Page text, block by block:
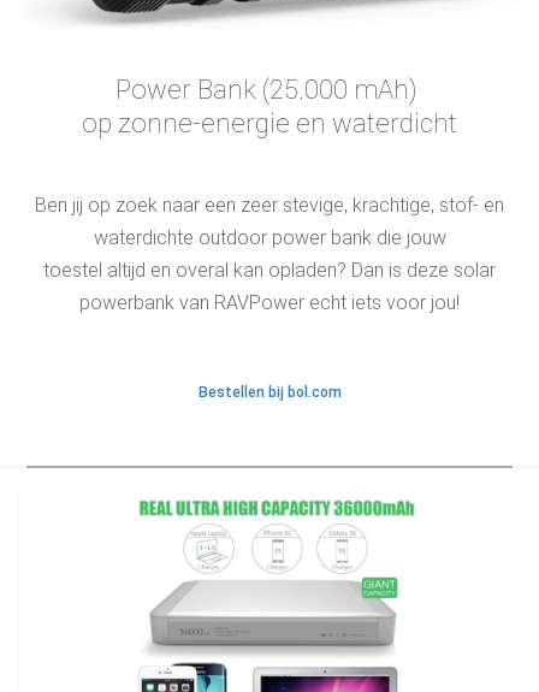
Power Bank (25.000 mAh)
op zonne-energie en waterdicht
Ben jij op zoek naar een zeer stevige, krachtige, stof- en
waterdichte outdoor power bank die jouw
toestel altijd en overal kan opladen? Dan is deze solar
powerbank van RAVPower echt iets voor jou!
Bestellen bij bol.com